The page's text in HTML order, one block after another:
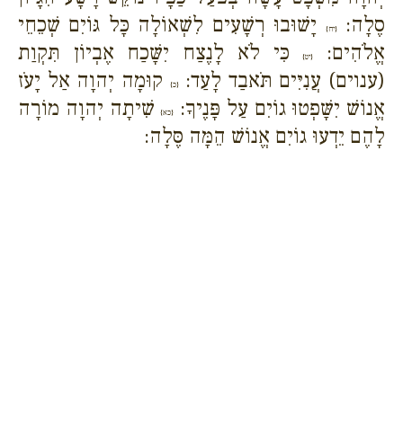
סֶלָה:{יח}
יָשׁוּבוּ רְשָׁעִים לִשְׁאוֹלָה כָּל גּוֹיִם שְׁכֵחֵי
אֱלֹהִים:
{יט}כִּי לֹא לָנֶצַח יִשָּׁכַח אֶבְיוֹן תִּקְוַת
(ענוים) עֲנִיִּים תֹּאבַד לָעַד:{כ}
קוּמָה יְהוָה אַל יָעֹז
אֱנוֹשׁ יִשָּׁפְטוּ גוֹיִם עַל פָּנֶיךָ:
{כא}שִׁיתָה יְהוָה מוֹרָה
לָהֶם יֵדְעוּ גוֹיִם אֱנוֹשׁ הֵמָּה סֶּלָה: